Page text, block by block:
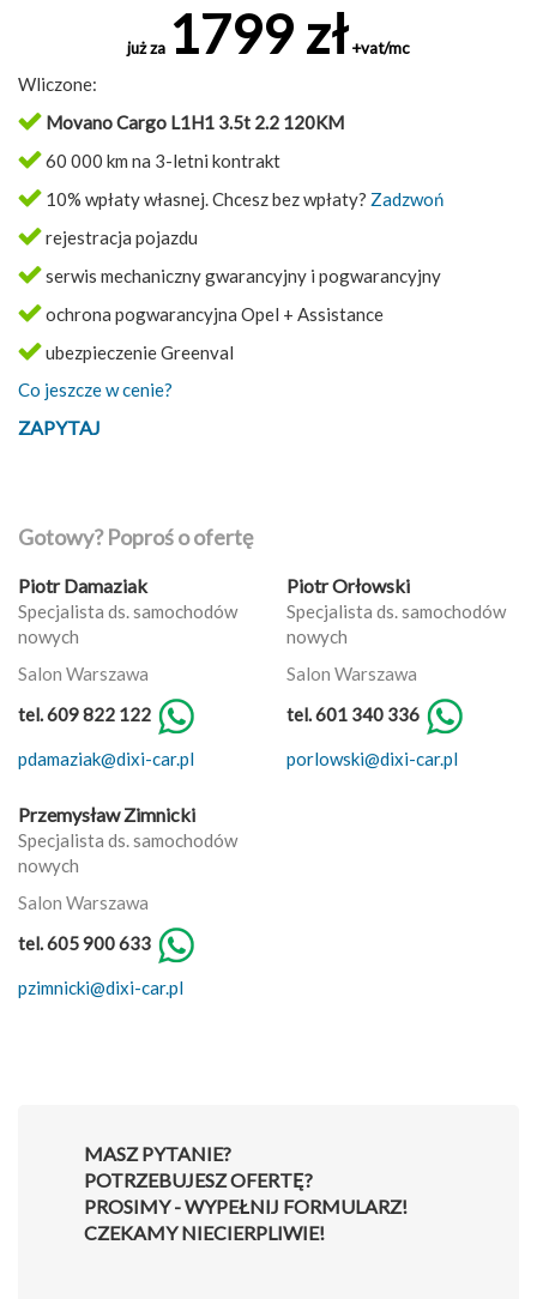
już za 1799 zł +vat/mc
Wliczone:
Movano Cargo L1H1 3.5t 2.2 120KM
60 000 km na 3-letni kontrakt
10% wpłaty własnej. Chcesz bez wpłaty? Zadzwoń
rejestracja pojazdu
serwis mechaniczny gwarancyjny i pogwarancyjny
ochrona pogwarancyjna Opel + Assistance
ubezpieczenie Greenval
Co jeszcze w cenie?
ZAPYTAJ
Gotowy? Poproś o ofertę
Piotr Damaziak
Specjalista ds. samochodów
nowych
Salon Warszawa
tel. 609 822 122
pdamaziak@dixi-car.pl
Piotr Orłowski
Specjalista ds. samochodów
nowych
Salon Warszawa
tel. 601 340 336
porlowski@dixi-car.pl
Przemysław Zimnicki
Specjalista ds. samochodów
nowych
Salon Warszawa
tel. 605 900 633
pzimnicki@dixi-car.pl
MASZ PYTANIE?
POTRZEBUJESZ OFERTĘ?
PROSIMY - WYPEŁNIJ FORMULARZ!
CZEKAMY NIECIERPLIWIE!